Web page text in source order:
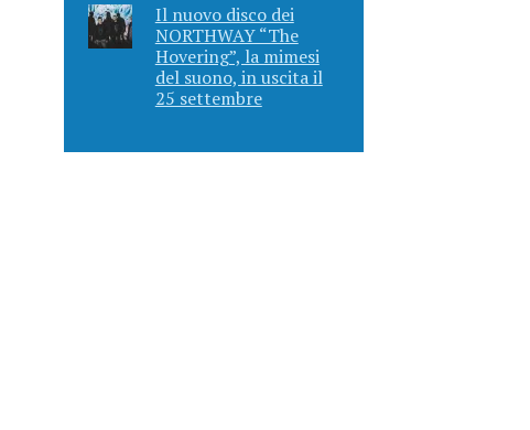
Il nuovo disco dei
NORTHWAY “The
Hovering”, la mimesi
del suono, in uscita il
25 settembre